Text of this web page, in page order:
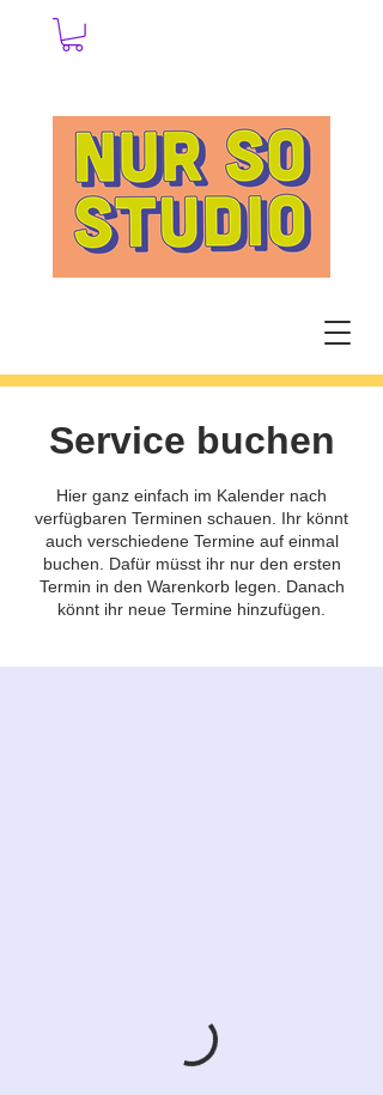
Service buchen
Hier ganz einfach im Kalender nach
verfügbaren Terminen schauen. Ihr könnt
auch verschiedene Termine auf einmal
buchen. Dafür müsst ihr nur den ersten
Termin in den Warenkorb legen. Danach
könnt ihr neue Termine hinzufügen.